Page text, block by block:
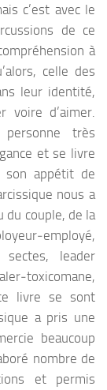
c’est avec le
de ce
à
celle des
leur identité,
voire d’aimer.
très
et se livre
son appétit de
nous a
du couple, de la
sectes, leader
livre se sont
a pris une
beaucoup
nombre de
et permis